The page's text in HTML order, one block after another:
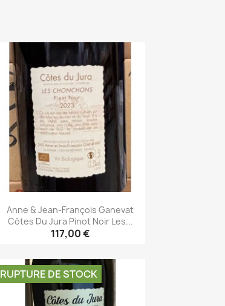
Anne & Jean-François Ganevat
Côtes Du Jura Pinot Noir Les...
117,00 €
Aperçu rapide
RUPTURE DE STOCK